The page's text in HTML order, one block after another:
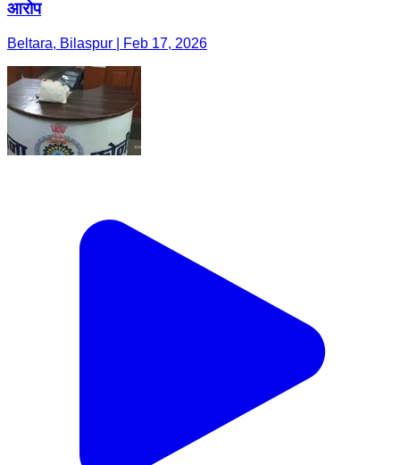
आरोप
Beltara, Bilaspur | Feb 17, 2026